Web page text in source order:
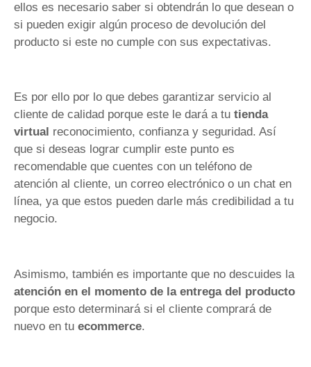
ellos es necesario saber si obtendrán lo que desean o
si pueden exigir algún proceso de devolución del
producto si este no cumple con sus expectativas.
Es por ello por lo que debes garantizar servicio al
cliente de calidad porque este le dará a tu tienda
virtual reconocimiento, confianza y seguridad. Así
que si deseas lograr cumplir este punto es
recomendable que cuentes con un teléfono de
atención al cliente, un correo electrónico o un chat en
línea, ya que estos pueden darle más credibilidad a tu
negocio.
Asimismo, también es importante que no descuides la
atención en el momento de la entrega del producto
porque esto determinará si el cliente comprará de
nuevo en tu ecommerce.